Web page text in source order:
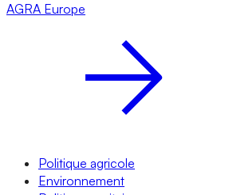
AGRA Europe
Politique agricole
Environnement